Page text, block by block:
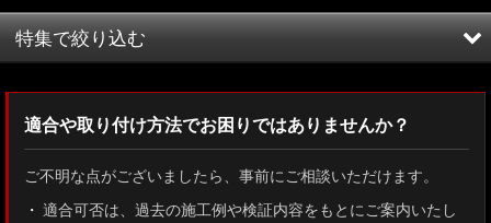
並び順:
特集で絞り込む
ZN8 GR86
適合や取り付け方法でお困りではありませんか？
ご不明な点がございましたら、事前にご相談いただけます。
適合可否は、過去の施工例や検証内容をもとにご案内いたし